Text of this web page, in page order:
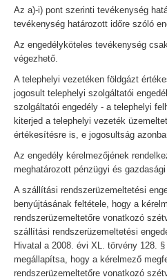
Az a)-i) pont szerinti tevékenység
tevékenység határozott időre szóló
Az engedélyköteles tevékenység
végezhető.
A telephelyi vezetéken földgázt
jogosult telephelyi szolgáltatói
szolgáltatói engedély - a telephelyi
kiterjed a telephelyi vezeték
értékesítésre is, e jogosultság
Az engedély kérelmezőjének
meghatározott pénzügyi és
A szállítási rendszerüzemeltetési
benyújtásának feltétele, hogy a
rendszerüzemeltetőre vonatkozó
szállítási rendszerüzemeltetési
Hivatal a 2008. évi XL. törvény 128.
megállapítsa, hogy a kérelmező
rendszerüzemeltetőre vonatkozó